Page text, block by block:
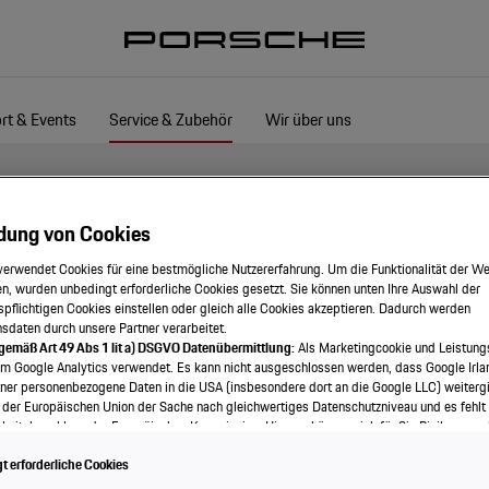
& Events Service & Zubehör Wir über uns
von Cookies
Cookies für eine bestmögliche Nutzererfahrung. Um die Funktionalität der
wurden unbedingt erforderliche Cookies gesetzt. Sie können unten Ihre Auswahl der
Cookies einstellen oder gleich alle Cookies akzeptieren. Dadurch werden
durch unsere Partner verarbeitet.
Art 49 Abs 1 lit a) DSGVO Datenübermittlung:Als Marketingcookie und
Google Analytics verwendet. Es kann nicht ausgeschlossen werden, dass Google
personenbezogene Daten in die USA (insbesondere dort an die Google LLC)
Europäischen Union der Sache nach gleichwertiges Datenschutzniveau und es
der Europäischen Kommission. Hieraus können sich für Sie Risiken
weil nicht ausgeschlossen werden kann, dass aufgrund aktueller Gesetze US-
erforderliche Cookies